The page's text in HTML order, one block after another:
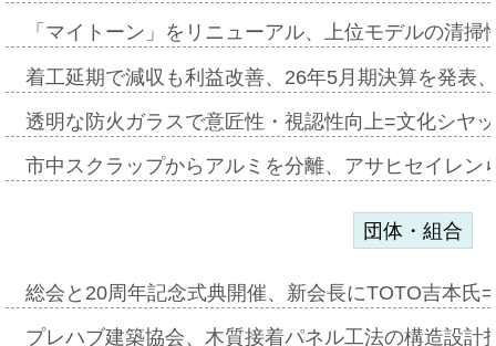
「マイトーン」をリニューアル、上位モデルの清
着工延期で減収も利益改善、26年5月期決算を発表
透明な防火ガラスで意匠性・視認性向上=文化シヤ
市中スクラップからアルミを分離、アサヒセイレ
団体・組合
総会と20周年記念式典開催、新会長にTOTO吉本氏
プレハブ建築協会、木質接着パネル工法の構造設